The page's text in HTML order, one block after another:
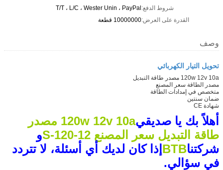
شروط الدفع:T/T ، L/C ، Wester Unin ، PayPal
القدرة على العرض:10000000 قطعة
وصف
تحويل التيار الكهربائي
120w 12v 10a مصدر طاقة التبديل
مصدر الطاقة سعر المصنع
متخصص في إمدادات الطاقة
ضمان سنتين
شهادة CE
أهلاً بك يا صديقي
120w 12v 10a مصدر
طاقة التبديل سعر المصنع S-120-12
و
شركتناBTB إذا كان لديك أي أسئلة، لا تتردد
في سؤالي.